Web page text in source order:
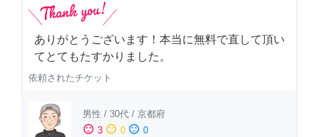
ありがとうございます！本当に無料で直して頂い
てとてもたすかりました。
依頼されたチケット
男性 / 30代 / 京都府
sentiment_satisfied 3 sentiment_neutral 0 sentiment_dissatisfied 0